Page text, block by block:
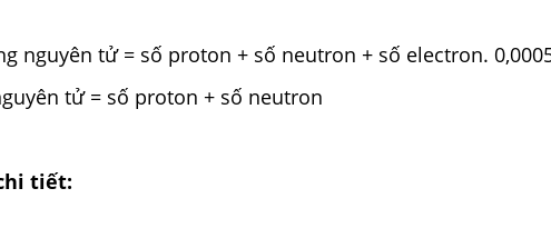
nguyên tử = số proton + số neutron + số electron.
tử = số proton + số neutron
tiết: